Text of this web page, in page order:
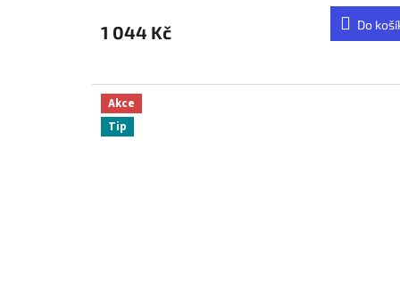
1 044 Kč Do
Akce
Tip